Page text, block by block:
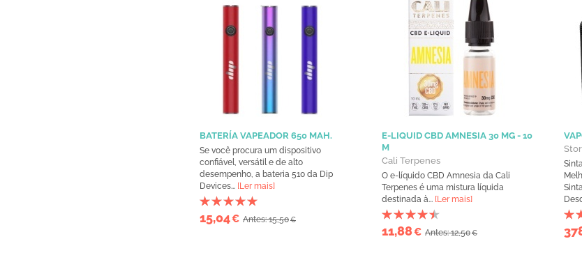
BATERÍA VAPEADOR 650 MAH.
Se você procura um dispositivo
confiável, versátil e de alto
desempenho, a bateria 510 da Dip
Devices... [Ler mais]
15,04€ Antes: 15,50€
E-LIQUID CBD AMNESIA 30 MG - 10
M
Cali Terpenes
O e-líquido CBD Amnesia da Cali
Terpenes é uma mistura líquida
destinada à... [Ler mais]
11,88€ Antes: 12,50€